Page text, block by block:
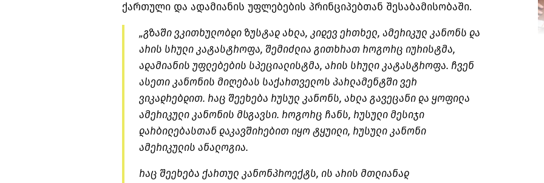
ქართული და ადამიანის უფლებების პრინციპებთან შესაბამისობაში.
„გზაში ვკითხულობდი ზუსტად ახლა, კიდევ ერთხელ, ამერიკულ კანონს და
არის სრული კატასტროფა, შემიძლია გითხრათ როგორც იურისტმა,
ადამიანის უფლებების სპეციალისტმა, არის სრული კატასტროფა. ჩვენ
ასეთი კანონის მიღებას საქართველოს პარლამენტში ვერ
ვიკადრებდით. რაც შეეხება რუსულ კანონს, ახლა გავეცანი და ყოფილა
ამერიკული კანონის მსგავსი. როგორც ჩანს, რუსული მესიჯი
დარბილებასთან დაკავშირებით იყო ტყუილი, რუსული კანონი
ამერიკულის ანალოგია.
რაც შეეხება ქართულ კანონპროექტს, ის არის მთლიანად